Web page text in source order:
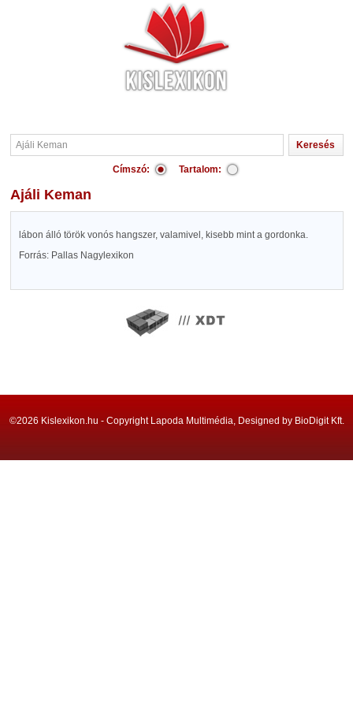
Címszó: Tartalom:
Ajáli Keman
lábon álló török vonós hangszer, valamivel, kisebb mint a gordonka.
Forrás: Pallas Nagylexikon
©2026 Kislexikon.hu - Copyright Lapoda Multimédia, Designed by BioDigit Kft.